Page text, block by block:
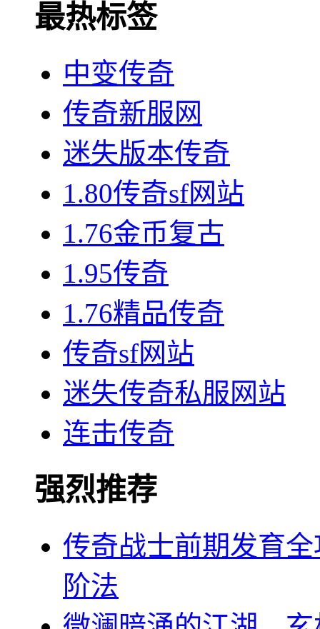
最热标签
中变传奇
传奇新服网
迷失版本传奇
1.80传奇sf网站
1.76金币复古
1.95传奇
1.76精品传奇
传奇sf网站
迷失传奇私服网站
连击传奇
强烈推荐
传奇战士前期发育
阶法